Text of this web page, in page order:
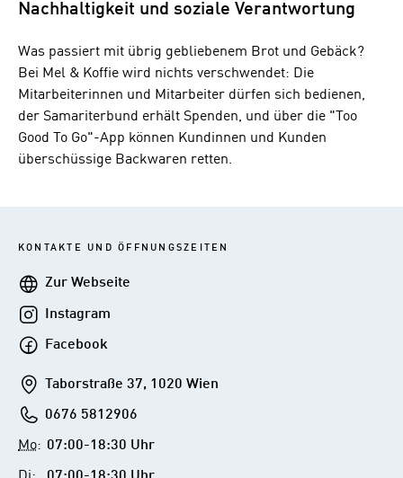
Nachhaltigkeit und soziale Verantwortung
Was passiert mit übrig gebliebenem Brot und Gebäck?
Bei Mel & Koffie wird nichts verschwendet: Die
Mitarbeiterinnen und Mitarbeiter dürfen sich bedienen,
der Samariterbund erhält Spenden, und über die "Too
Good To Go"-App können Kundinnen und Kunden
überschüssige Backwaren retten.
KONTAKTE UND ÖFFNUNGSZEITEN
WebseiteZur Webseite
Instagram
Instagram
FacebookFacebook
AddresseTaborstraße 37, 1020 Wien
Telefon0676 5812906
Mo: 07:00-18:30 Uhr